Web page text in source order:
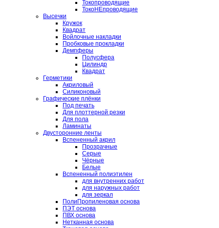
Токопроводящие
ТокоНЕпроводящие
Высечки
Кружок
Квадрат
Войлочные накладки
Пробковые прокладки
Демпферы
Полусфера
Цилиндр
Квадрат
Герметики
Акриловый
Силиконовый
Графические плёнки
Под печать
Для плоттерной резки
Для пола
Ламинаты
Двусторонние ленты
Вспененный акрил
Прозрачные
Серые
Чёрные
Белые
Вспененный полиэтилен
для внутренних работ
для наружных работ
для зеркал
ПолиПропиленовая основа
ПЭТ основа
ПВХ основа
Нетканная основа